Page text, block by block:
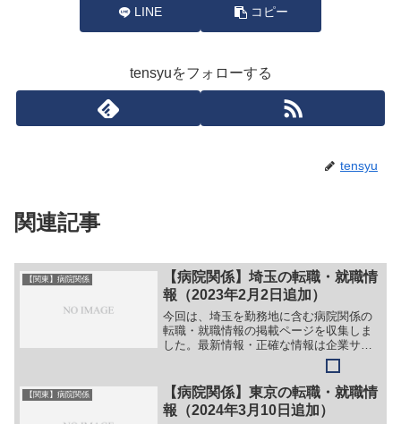
LINE コピー
tensyuをフォローする
tensyu
関連記事
【関東】病院関係
【病院関係】埼玉の転職・就職情
報（2023年2月2日追加）
今回は、埼玉を勤務地に含む病院関係の
転職・就職情報の掲載ページを収集しま
した。最新情報・正確な情報は企業サイ
トでご確認ください。①【会社名】医療
生協さいたま生活協同組合 埼玉協同病
院【職務】［常勤］＞＞（１）医師（循
環器内科）＞＞（２）医師...
【関東】病院関係
【病院関係】東京の転職・就職情
報（2024年3月10日追加）